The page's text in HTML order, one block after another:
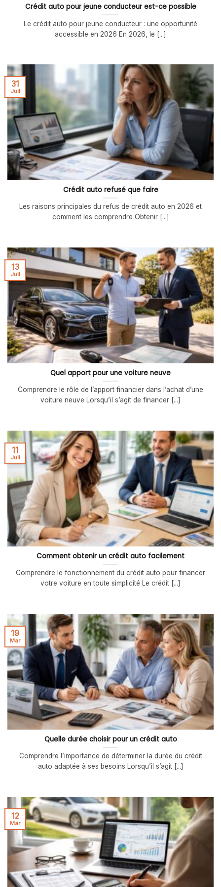
Crédit auto pour jeune conducteur est-ce possible
Le crédit auto pour jeune conducteur : une opportunité
accessible en 2026 En 2026, le [...]
Crédit auto refusé que faire
Les raisons principales du refus de crédit auto en 2026 et
comment les comprendre Obtenir [...]
31
Juil
Quel apport pour une voiture neuve
Comprendre le rôle de l’apport financier dans l’achat d’une
voiture neuve Lorsqu’il s’agit de financer [...]
13
Juil
Comment obtenir un crédit auto facilement
Comprendre le fonctionnement du crédit auto pour financer
votre voiture en toute simplicité Le crédit [...]
11
Juil
Quelle durée choisir pour un crédit auto
Comprendre l’importance de déterminer la durée du crédit
auto adaptée à ses besoins Lorsqu’il s’agit [...]
19
Mar
12
Mar